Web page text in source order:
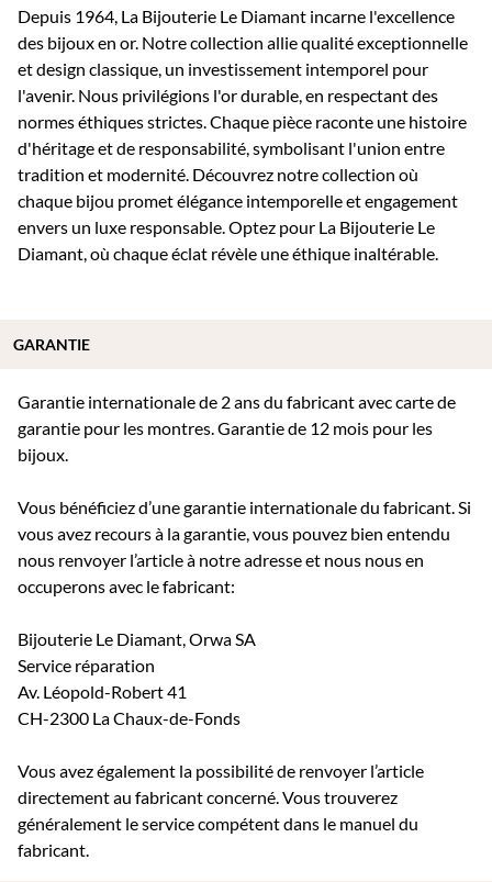
Depuis 1964, La Bijouterie Le Diamant incarne l'excellence
des bijoux en or. Notre collection allie qualité exceptionnelle
et design classique, un investissement intemporel pour
l'avenir. Nous privilégions l'or durable, en respectant des
normes éthiques strictes. Chaque pièce raconte une histoire
d'héritage et de responsabilité, symbolisant l'union entre
tradition et modernité. Découvrez notre collection où
chaque bijou promet élégance intemporelle et engagement
envers un luxe responsable. Optez pour La Bijouterie Le
Diamant, où chaque éclat révèle une éthique inaltérable.
Garantie internationale de 2 ans du fabricant avec carte de
garantie pour les montres. Garantie de 12 mois pour les
bijoux.
Vous bénéficiez d’une garantie internationale du fabricant. Si
vous avez recours à la garantie, vous pouvez bien entendu
nous renvoyer l’article à notre adresse et nous nous en
occuperons avec le fabricant:
Bijouterie Le Diamant, Orwa SA
Service réparation
Av. Léopold-Robert 41
CH-2300 La Chaux-de-Fonds
Vous avez également la possibilité de renvoyer l’article
directement au fabricant concerné. Vous trouverez
généralement le service compétent dans le manuel du
fabricant.
GARANTIE